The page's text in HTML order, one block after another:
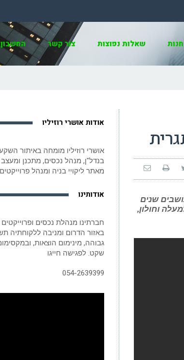
חנות שאלות נפוצות צור קשר
שנים
וחולון,
אודות אושרי רוזיליו
אושרי רוזיליו מומחה באיתור
בנדל"ן, מנהל נכסים, מתכנן ומעצב
מאתר ליקויי בניה ומנהל
אודותינו
חברתינו מנהלת נכסים
באזור הדרום ומניבה ללקוחתיה
גבוהה, מינימום הוצאות,
שקט. לפגישה חייגו
054-2639399